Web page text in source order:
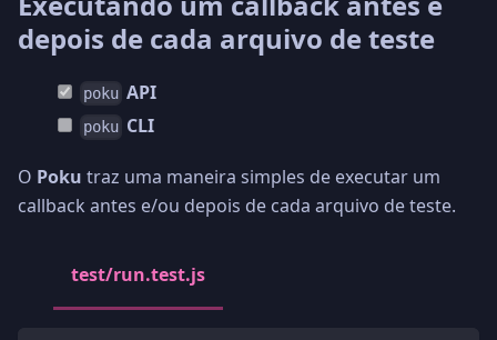
depois de cada arquivo de teste
poku API
poku CLI
O Poku traz uma maneira simples de executar um
callback antes e/ou depois de cada arquivo de teste.
test/run.test.js